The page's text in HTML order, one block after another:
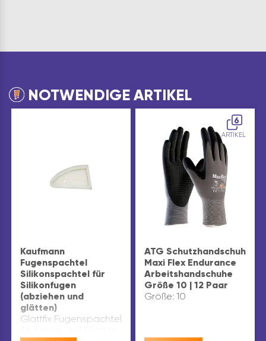
NOTWENDIGE ARTIKEL
Kaufmann
Fugenspachtel
Silikonspachtel für
Silikonfugen
(abziehen und
glätten)
Glättfix Fugenspachtel
6
ARTIKEL
ATG Schutzhandschuh
Maxi Flex Endurance
Arbeitshandschuhe
Größe 10 | 12 Paar
Größe: 10